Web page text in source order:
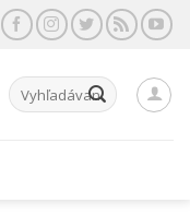
Hľadať: